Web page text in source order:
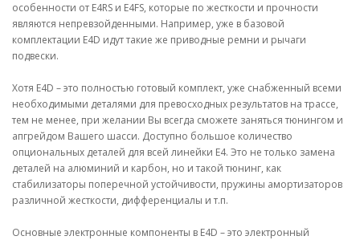
особенности от E4RS и E4FS, которые по жесткости и прочности
являются непревзойденными. Например, уже в базовой
комплектации E4D идут такие же приводные ремни и рычаги
подвески.
Хотя E4D – это полностью готовый комплект, уже снабженный всеми
необходимыми деталями для превосходных результатов на трассе,
тем не менее, при желании Вы всегда сможете заняться тюнингом и
апгрейдом Вашего шасси. Доступно большое количество
опциональных деталей для всей линейки E4. Это не только замена
деталей на алюминий и карбон, но и такой тюнинг, как
стабилизаторы поперечной устойчивости, пружины амортизаторов
различной жесткости, дифференциалы и т.п.
Основные электронные компоненты в E4D – это электронный